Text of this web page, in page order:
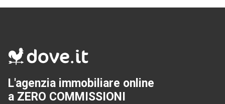
L'agenzia immobiliare online
a ZERO COMMISSIONI